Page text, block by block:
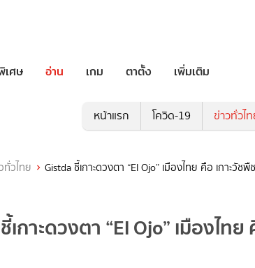
เศษ อ่าน เกม ตาตั้ง เพิ่มเติม
หน้าแรก โควิด-19 ข่าวทั่วไ
ทั่วไทย Gistda ชี้เกาะดวงตา “El Ojo” เมืองไทย คือ เกาะวัช
เกาะดวงตา “El Ojo” เมืองไ